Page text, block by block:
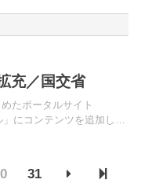
本協定書を...
充／国交省
たポータルサイト
にコンテンツを追加し
31